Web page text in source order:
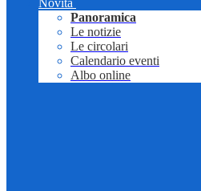
Novità
Panoramica
Le notizie
Le circolari
Calendario eventi
Albo online